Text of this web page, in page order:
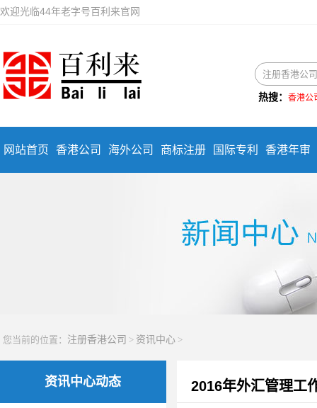
欢迎光临44年老字号百利来官网
热搜： 香港公
网站首页 香港公司 海外公司 商标注册 国际专利 香港年审
您当前的位置： 注册香港公司 > 资讯中心 >
资讯中心动态 2016年外汇管理工